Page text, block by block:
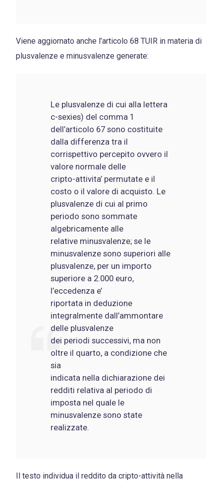
Viene aggiornato anche l’articolo 68 TUIR in materia di
plusvalenze e minusvalenze generate:
Le plusvalenze di cui alla lettera
c-sexies) del comma 1
dell’articolo 67 sono costituite
dalla differenza tra il
corrispettivo percepito ovvero il
valore normale delle
cripto-attivita’ permutate e il
costo o il valore di acquisto. Le
plusvalenze di cui al primo
periodo sono sommate
algebricamente alle
relative minusvalenze; se le
minusvalenze sono superiori alle
plusvalenze, per un importo
superiore a 2.000 euro,
l’eccedenza e’
riportata in deduzione
integralmente dall’ammontare
delle plusvalenze
dei periodi successivi, ma non
oltre il quarto, a condizione che
sia
indicata nella dichiarazione dei
redditi relativa al periodo di
imposta nel quale le
minusvalenze sono state
realizzate.
Il testo individua il reddito da cripto-attività nella